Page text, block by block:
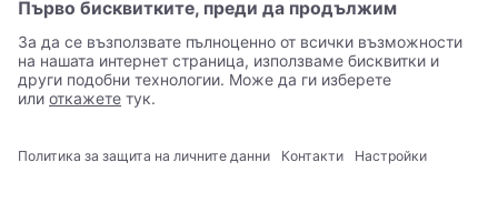
dm онлайн магазин Контакти Лични данни
достъпност